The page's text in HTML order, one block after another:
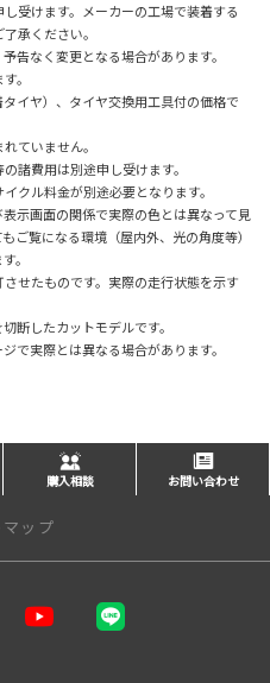
受けます。メーカーの工場で装着する
承ください。
告なく変更となる場合があります。
。
イヤ）、タイヤ交換用工具付の価格で
ていません。
諸費用は別途申し受けます。
クル料金が別途必要となります。
示画面の関係で実際の色とは異なって見
ご覧になる環境（屋内外、光の角度等）
。
せたものです。実際の走行状態を示す
断したカットモデルです。
で実際とは異なる場合があります。
購入相談 お問い合わせ
ップ